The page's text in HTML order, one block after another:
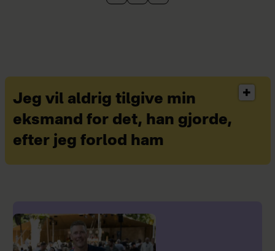
Jeg vil aldrig tilgive min
eksmand for det, han gjorde,
efter jeg forlod ham